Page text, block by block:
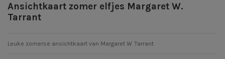
Ansichtkaart zomer elfjes Margaret W.
Tarrant
Leuke zomerse ansichtkaart van Margaret W. Tarrant